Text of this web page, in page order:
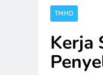
TMMD
Kerja